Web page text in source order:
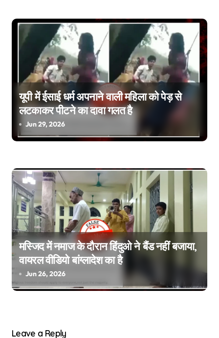
o
n
यूपी में ईसाई धर्म अपनाने वाली महिला को पेड़ से
लटकाकर पीटने का दावा गलत है
Jun 29, 2026
मस्जिद में नमाज के दौरान हिंदुओ ने बैंड नहीं बजाया,
वायरल वीडियो बांग्लादेश का है
Jun 26, 2026
Leave a Reply